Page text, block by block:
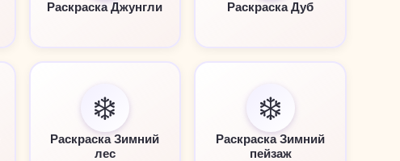
Раскраска Джунгли Раскраска Дуб
❄️
Раскраска Зимний
лес
❄️
Раскраска Зимний
пейзаж